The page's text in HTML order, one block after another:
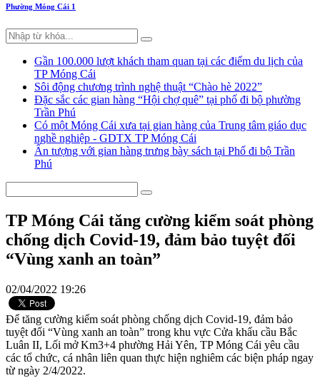
Phường Móng Cái 1
Gần 100.000 lượt khách tham quan tại các điểm du lịch của
TP Móng Cái
Sôi động chương trình nghệ thuật “Chào hè 2022”
Đặc sắc các gian hàng “Hội chợ quê” tại phố đi bộ phường
Trần Phú
Có một Móng Cái xưa tại gian hàng của Trung tâm giáo dục
nghề nghiệp - GDTX TP Móng Cái
Ấn tượng với gian hàng trưng bày sách tại Phố đi bộ Trần
Phú
TP Móng Cái tăng cường kiểm soát phòng
chống dịch Covid-19, đảm bảo tuyệt đối
“Vùng xanh an toàn”
02/04/2022 19:26
Để tăng cường kiểm soát phòng chống dịch Covid-19, đảm bảo
tuyệt đối “Vùng xanh an toàn” trong khu vực Cửa khẩu cầu Bắc
Luân II, Lối mở Km3+4 phường Hải Yên, TP Móng Cái yêu cầu
các tổ chức, cá nhân liên quan thực hiện nghiêm các biện pháp ngay
từ ngày 2/4/2022.